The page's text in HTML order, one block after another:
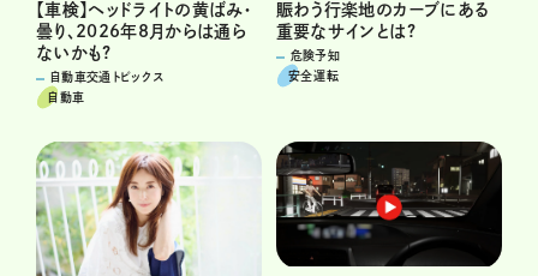
【車検】ヘッドライトの黄ばみ・
曇り、2026年8月からは通ら
ないかも?
自動車交通トピックス
自動車
賑わう行楽地のカーブにある
重要なサインとは?
危険予知
安全運転